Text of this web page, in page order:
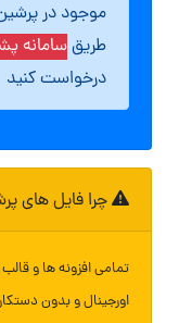
موجود در
طریقسامانه
درخواست کنید
چرا فایل های
تمامی افزونه ها و
اورجینال و بدون